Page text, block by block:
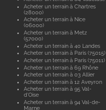
Acheter un terrain à Chartres
(28000)
Acheter un terrain à Nice
(06000)
Acheter un terrain à Metz
(57000)
Acheter un terrain à 40 Landes
Acheter un terrain à Paris (75015)
Acheter un terrain à Paris (75011)
Acheter un terrain à 69 Rhône
Acheter un terrain à 03 Allier
Acheter un terrain à 12 Aveyron
Acheter un terrain à 95 Val-
d'Oise
Acheter un terrain à 94 Val-de-
Marne